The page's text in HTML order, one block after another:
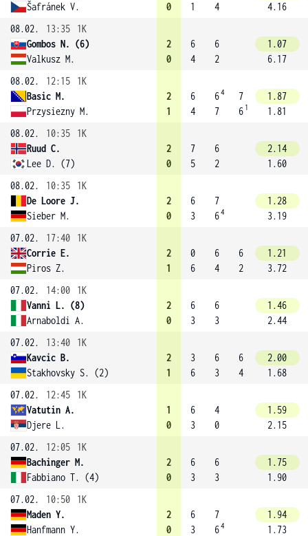
Šafránek V.
0
1
4
4.16
08.02.
13:35
1K
Gombos N. (6)
Valkusz M.
2
0
6
4
6
2
1.07
6.17
08.02.
12:15
1K
Basic M.
Przysiezny M.
2
1
6
4
64
7
7
6 1
1.87
1.81
08.02.
10:35
1K
Ruud C.
Lee D. (7)
2
0
7
5
6
2
2.14
1.60
08.02.
10:35
1K
De Loore J.
Sieber M.
2
0
6
3
7
64
1.28
3.19
07.02.
17:40
1K
Corrie E.
Piros Z.
2
1
0
6
6
4
6
2
1.21
3.72
07.02.
14:00
1K
Vanni L. (8)
Arnaboldi A.
2
0
6
3
6
3
1.46
2.44
07.02.
13:40
1K
Kavcic B.
Stakhovsky S. (2)
2
1
3
6
6
3
6
4
2.00
1.68
07.02.
12:45
1K
Vatutin A.
Djere L.
1
0
6
3
4
0
1.59
2.15
07.02.
12:05
1K
Bachinger M.
Fabbiano T. (4)
2
0
6
3
6
3
1.75
1.90
07.02.
10:50
1K
Maden Y.
Hanfmann Y.
2
0
6
3
7
64
1.94
1.73